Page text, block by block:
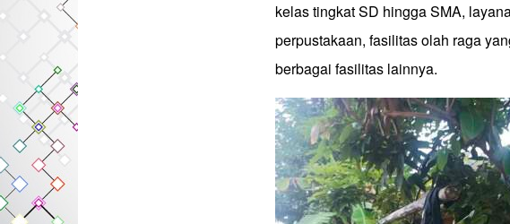
kelas tingkat SD hingga SMA,
perpustakaan, fasilitas olah raga
berbagai fasilitas lainnya.